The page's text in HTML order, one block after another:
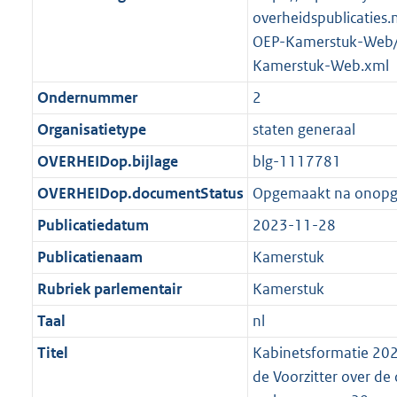
OEP-Kamerstuk-
Kamerstuk-Web.xml
Ondernummer
2
Organisatietype
staten generaal
OVERHEIDop.bijlage
blg-1117781
OVERHEIDop.documentStatus Opgemaakt na
Publicatiedatum
2023-11-28
Publicatienaam
Kamerstuk
Rubriek parlementair
Kamerstuk
Taal
nl
Titel
Kabinetsformatie
de Voorzitter over